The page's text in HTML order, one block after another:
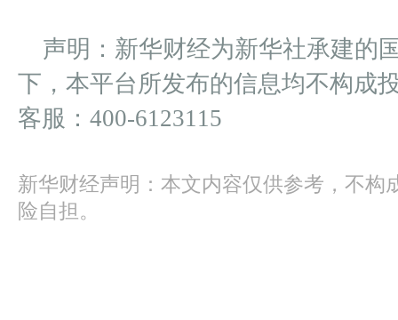
声明：新华财经为新华社承建的
下，本平台所发布的信息均不构成
客服：400-6123115
新华财经声明：本文内容仅供参考，不构
险自担。